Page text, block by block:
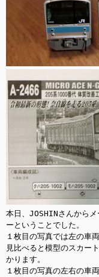
本日、JOSHINさんから
ーということでした。
１枚目の写真では左の車
見比べると模型のスカー
かります。
１枚目の写真の左右の車